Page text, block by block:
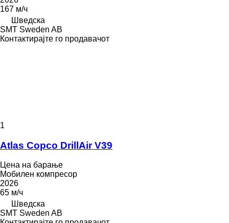
167 м/ч
Шведска
SMT Sweden AB
Контактирајте го продавачот
1
Atlas Copco DrillAir V39
Цена на барање
Мобилен компресор
2026
65 м/ч
Шведска
SMT Sweden AB